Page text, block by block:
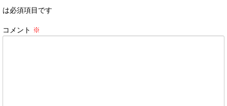
は必須項目です
コメント ※